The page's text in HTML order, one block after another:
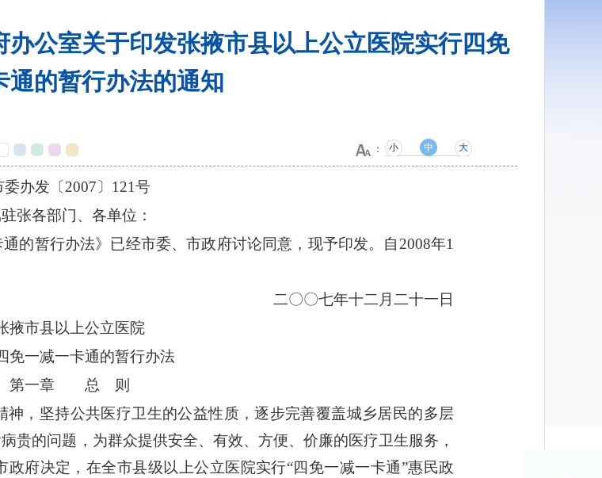
公室关于印发张掖市县以上公立医院实行四免
通的暂行办法的通知
： 小 中 大
委办发〔2007〕121号
张各部门、各单位：
的暂行办法》已经市委、市政府讨论同意，现予印发。自2008年1
二〇〇七年十二月二十一日
掖市县以上公立医院
免一减一卡通的暂行办法
第一章 总 则
坚持公共医疗卫生的公益性质，逐步完善覆盖城乡居民的多层
贵的问题，为群众提供安全、有效、方便、价廉的医疗卫生服务，
府决定，在全市县级以上公立医院实行“四免一减一卡通”惠民政